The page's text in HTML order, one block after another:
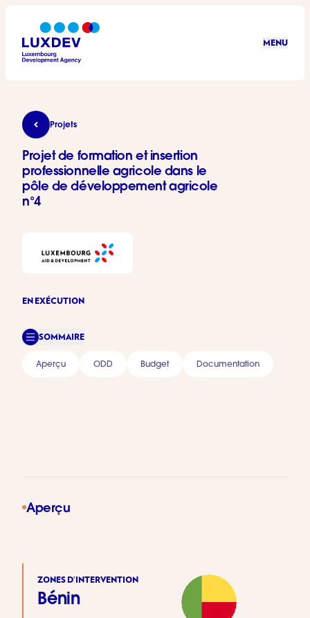
MENU
Projet de formation et insertion professionnelle
Projets
Projet de formation et insertion
professionnelle agricole dans le
pôle de développement agricole
n°4
EN EXÉCUTION
SOMMAIRE
Aperçu ODD Budget Documentation
Aperçu
ZONES D’INTERVENTION
Bénin